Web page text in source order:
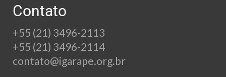
Contato
+55 (21) 3496-2113
+55 (21) 3496-2114
contato@igarape.org.br